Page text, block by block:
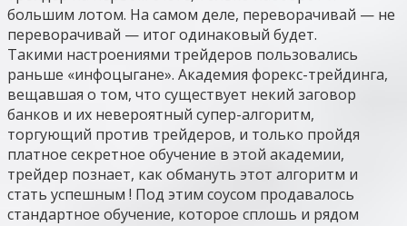
большим лотом. На самом деле, переворачивай — не
переворачивай — итог одинаковый будет.
Такими настроениями трейдеров пользовались
раньше «инфоцыгане». Академия форекс-трейдинга,
вещавшая о том, что существует некий заговор
банков и их невероятный супер-алгоритм,
торгующий против трейдеров, и только пройдя
платное секретное обучение в этой академии,
трейдер познает, как обмануть этот алгоритм и
стать успешным ! Под этим соусом продавалось
стандартное обучение, которое сплошь и рядом